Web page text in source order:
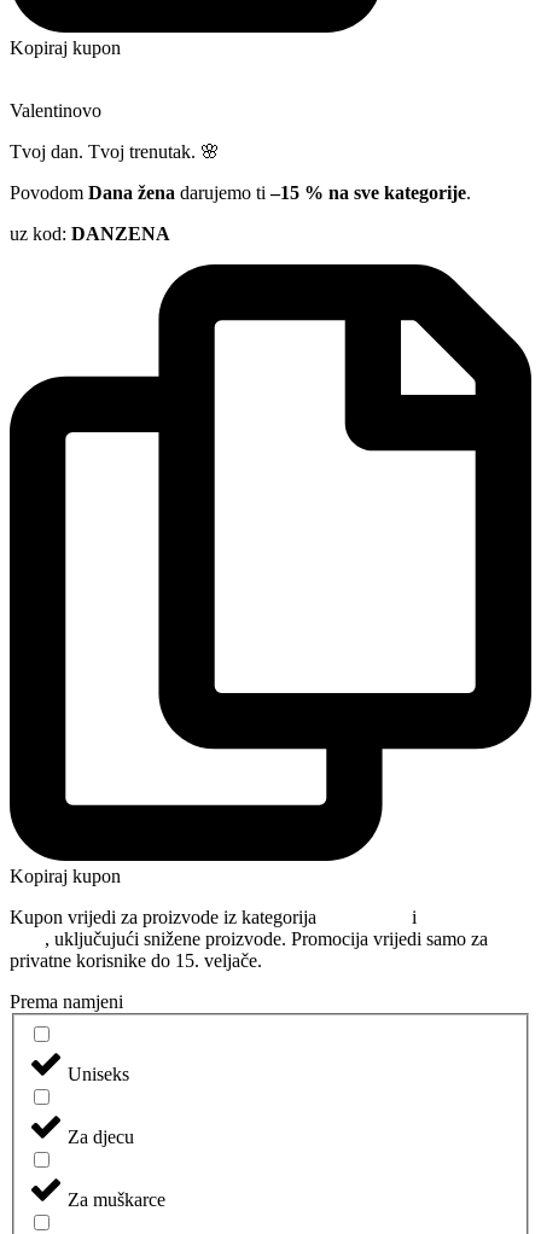
Kopiraj kupon
Valentinovo
Tvoj dan. Tvoj trenutak. 🌸
Povodom Dana žena darujemo ti–15 % na sve kategorije.
uz kod: DANZENA
Kopiraj kupon
Kupon vrijedi za proizvode iz kategorija
i
, uključujući snižene proizvode. Promocija vrijedi samo za
privatne korisnike do 15. veljače.
Prema namjeni
Uniseks
Za djecu
Za muškarce